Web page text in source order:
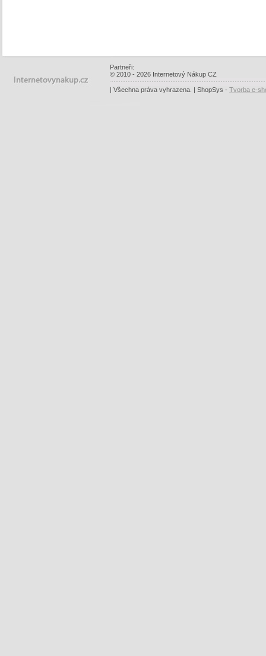
Partneři:
© 2010 - 2026 Internetový Nákup CZ
| Všechna práva vyhrazena. | ShopSys - Tvorba e-